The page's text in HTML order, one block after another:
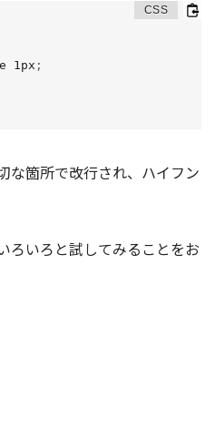
1px ;
な箇所で改行され、ハイフン
ろいろと試してみることをお